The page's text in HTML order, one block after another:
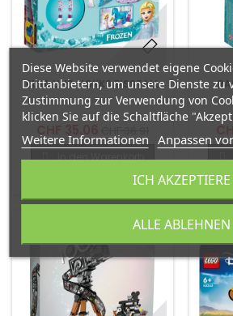
ELSA UND NOKKS EISSTALL
In den Warenkorb
Zum Vergleich hinzufügen
-5%
Diese Website verwendet eigene
Drittanbietern, um unsere Dienste zu
Zustimmung zur Verwendung von
klicken Sie auf die Schaltfläche
Weitere Informationen Anpassen
ALLE ABLEHNEN
ICH AKZEPTIERE